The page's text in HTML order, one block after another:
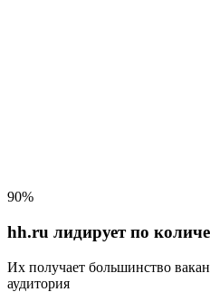
90%
hh.ru лидирует по
Их получает большинство
аудитория